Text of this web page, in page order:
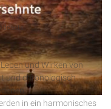
und Wirken von
und chronologisch
in ein harmonisches
Kontakt
Spenden